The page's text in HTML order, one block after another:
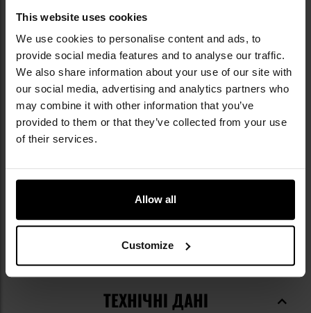
This website uses cookies
We use cookies to personalise content and ads, to
provide social media features and to analyse our traffic.
We also share information about your use of our site with
our social media, advertising and analytics partners who
may combine it with other information that you’ve
provided to them or that they’ve collected from your use
of their services.
Allow all
Customize
визначено на основі рекомендації Головного
інспектора санітарного нагляду і є обов'язковим
на території РП.
ТЕХНІЧНІ ХАРАКТЕРИСТИКИ
Кількість порцій в упаковці: 15
Упаковка: 300 г
Виробник:Trec Nutrition, Polska
ТЕХНІЧНІ ДАНІ